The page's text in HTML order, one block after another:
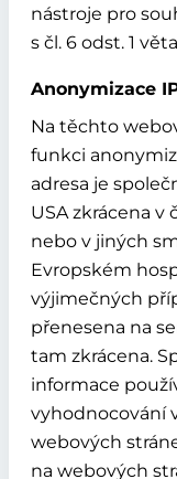
nástroje pro
s čl. 6 odst. 1
Anonymizace
Na těchto
funkci
adresa je
USA zkrácena
nebo v jiných
Evropském
výjimečných
přenesena na
tam zkrácena.
informace
vyhodnocování
webových
na webových